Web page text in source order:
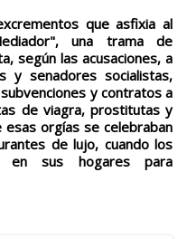
que asfixia al
una trama de
según las acusaciones, a
y senadores socialistas,
y contratos a
de viagra, prostitutas y
orgías se celebraban
de lujo, cuando los
en sus hogares para